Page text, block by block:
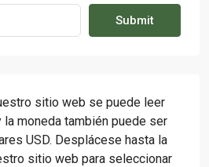
Submit
sitio web se puede leer
moneda también puede ser
USD. Desplácese hasta la
sitio web para seleccionar